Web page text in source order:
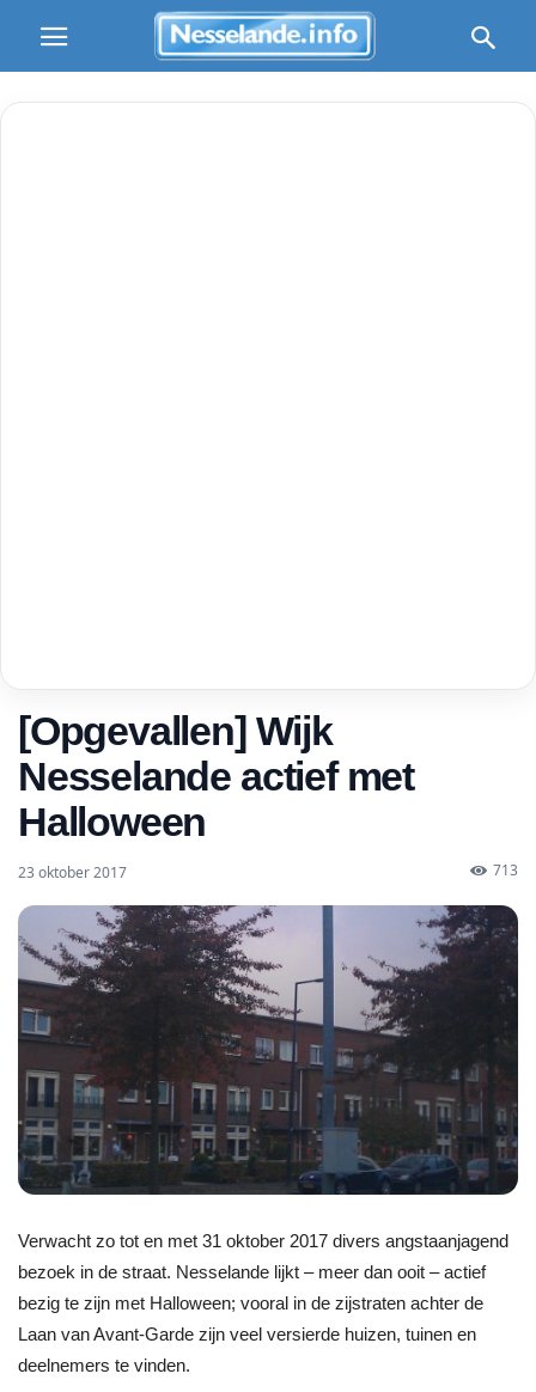
[Opgevallen] Wijk
Nesselande actief met
Halloween
23 oktober 2017 713
Verwacht zo tot en met 31 oktober 2017 divers angstaanjagend
bezoek in de straat. Nesselande lijkt – meer dan ooit – actief
bezig te zijn met Halloween; vooral in de zijstraten achter de
Laan van Avant-Garde zijn veel versierde huizen, tuinen en
deelnemers te vinden.